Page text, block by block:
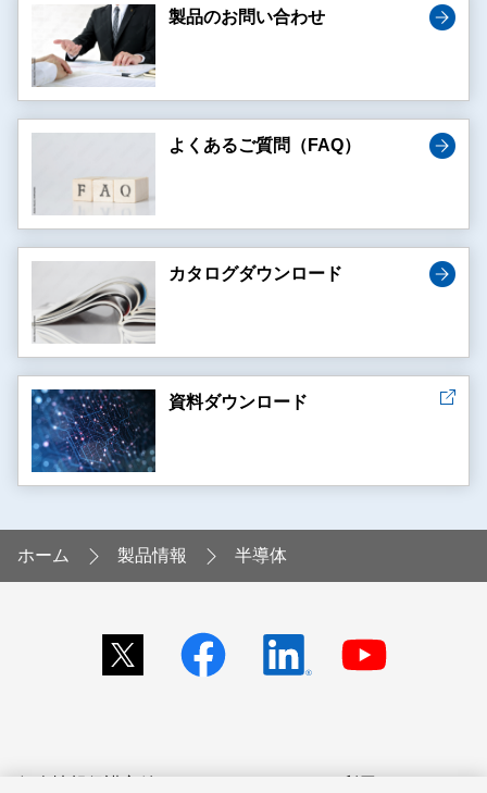
製品のお問い合わせ
よくあるご質問（FAQ）
カタログダウンロード
資料ダウンロード
ホーム 製品情報 半導体